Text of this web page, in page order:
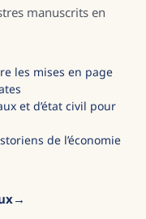
manuscrits en
les mises en page
et d’état civil pour
de l’économie